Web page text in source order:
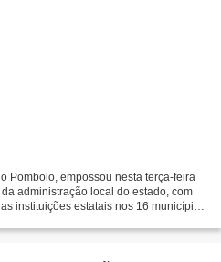
Pombolo, empossou nesta terça-feira
administração local do estado, com
instituições estatais nos 16 municípios